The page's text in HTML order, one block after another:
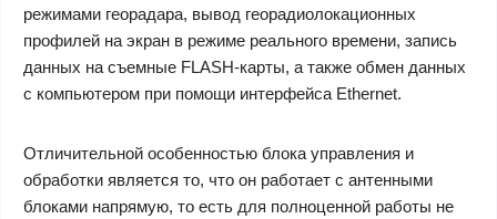
режимами георадара, вывод георадиолокационных
профилей на экран в режиме реального времени, запись
данных на съемные FLASH-карты, а также обмен данных
с компьютером при помощи интерфейса Ethernet.
Отличительной особенностью блока управления и
обработки является то, что он работает с антенными
блоками напрямую, то есть для полноценной работы не